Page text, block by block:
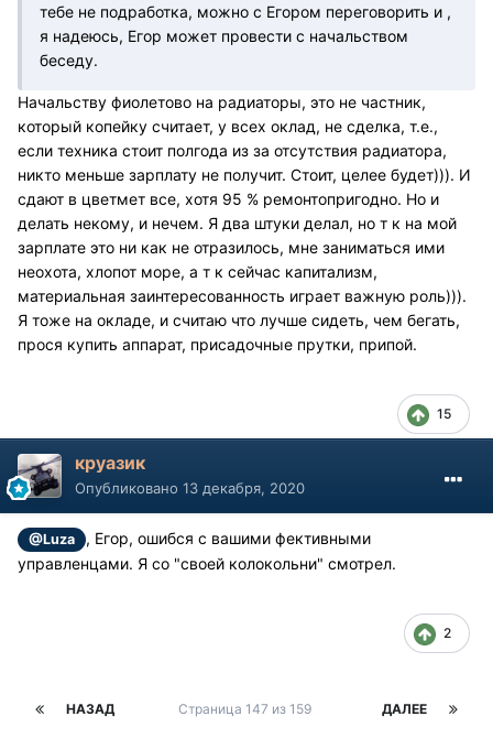
тебе не подработка, можно с Егором переговорить и ,
я надеюсь, Егор может провести с начальством
беседу.
Начальству фиолетово на радиаторы, это не частник,
который копейку считает, у всех оклад, не сделка, т.е.,
если техника стоит полгода из за отсутствия радиатора,
никто меньше зарплату не получит. Стоит, целее будет))). И
сдают в цветмет все, хотя 95 % ремонтопригодно. Но и
делать некому, и нечем. Я два штуки делал, но т к на мой
зарплате это ни как не отразилось, мне заниматься ими
неохота, хлопот море, а т к сейчас капитализм,
материальная заинтересованность играет важную роль))).
Я тоже на окладе, и считаю что лучше сидеть, чем бегать,
прося купить аппарат, присадочные прутки, припой.
15
круазик
Опубликовано 13 декабря, 2020
@Luza
, Егор, ошибся с вашими фективными
управленцами. Я со "своей колокольни" смотрел.
2
НАЗАД ДАЛЕЕ
Страница 147 из 159